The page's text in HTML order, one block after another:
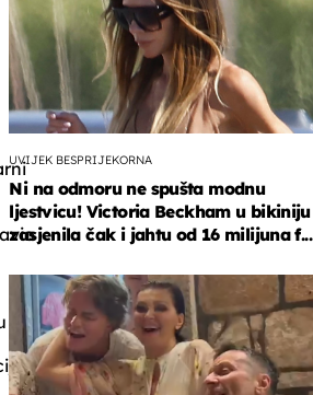
UVIJEK BESPRIJEKORNA
Ni na odmoru ne spušta modnu
ljestvicu! Victoria Beckham u bikiniju
zasjenila čak i jahtu od 16 milijuna f...